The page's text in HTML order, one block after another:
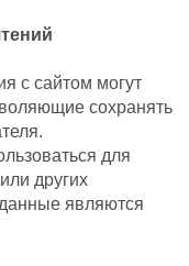
с сайтом могут
сохранять
для
других
являются